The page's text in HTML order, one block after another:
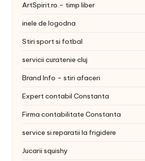
ArtSpirit.ro – timp liber
inele de logodna
Stiri sport si fotbal
servicii curatenie cluj
Brand Info – stiri afaceri
Expert contabil Constanta
Firma contabilitate Constanta
service si reparatii la frigidere
Jucarii squishy